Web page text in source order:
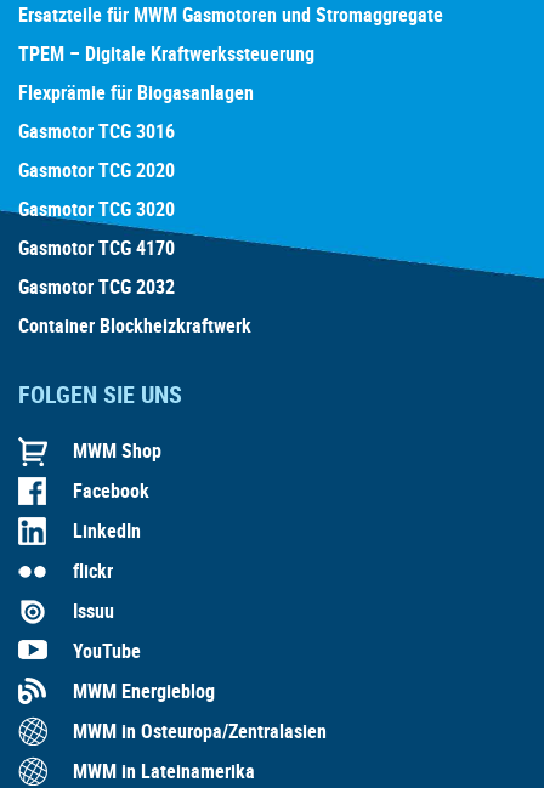
Ersatzteile für MWM Gasmotoren und Stromaggregate
TPEM – Digitale Kraftwerkssteuerung
Flexprämie für Biogasanlagen
Gasmotor TCG 3016
Gasmotor TCG 2020
Gasmotor TCG 3020
Gasmotor TCG 4170
Gasmotor TCG 2032
Container Blockheizkraftwerk
FOLGEN SIE UNS
MWM Shop
Facebook
LinkedIn
flickr
Issuu
YouTube
MWM Energieblog
MWM in Osteuropa/Zentralasien
MWM in Lateinamerika